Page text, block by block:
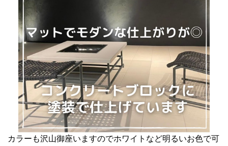
カラーも沢山御座いますのでホワイトなど明るいお色で可